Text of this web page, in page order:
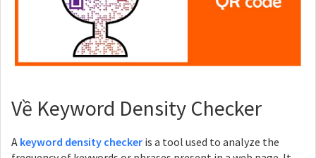
Về Keyword Density Checker
A keyword density checker is a tool used to analyze the